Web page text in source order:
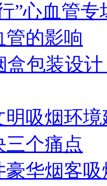
”心血管
的影响
盒包装设
明吸烟环
三个痛点
豪华烟客